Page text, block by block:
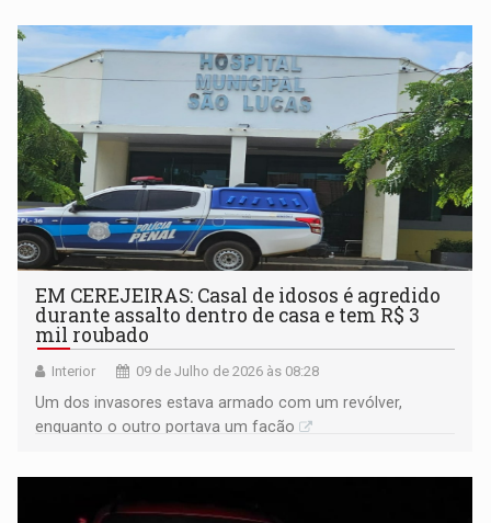
EM CEREJEIRAS: Casal de idosos é agredido
durante assalto dentro de casa e tem R$ 3
mil roubado
Interior 09 de Julho de 2026 às 08:28
Um dos invasores estava armado com um revólver,
enquanto o outro portava um facão